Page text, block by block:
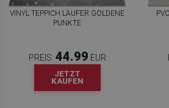
VINYL TEPPICH LÄUFER GOLDENE
PUNKTE
PREIS: 44.99 EUR
JETZT
KAUFEN